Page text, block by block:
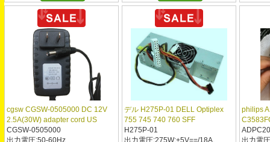
cgsw CGSW-0505000 DC 12V
2.5A(30W) adapter cord US
CGSW-0505000
デル H275P-01 DELL Optiplex
755 745 740 760 SFF
H275P-01
philips